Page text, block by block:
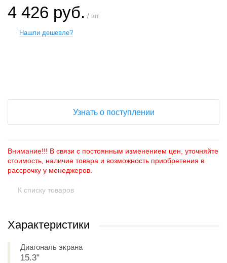
4 426 руб. / шт
Нашли дешевле?
Узнать о поступлении
Внимание!!! В связи с постоянным изменением цен, уточняйте
стоимость, наличие товара и возможность приобретения в
рассрочку у менеджеров.
К списку товаров
Характеристики
Диагональ экрана
15.3"